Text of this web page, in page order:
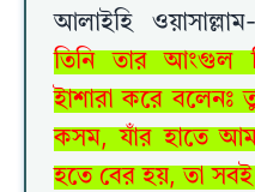
আলাইহি
তিনি তার আংগুল
ইাশারা করে বলেনঃ
কসম, যাঁর হাতে
হতে বের হয়, তা